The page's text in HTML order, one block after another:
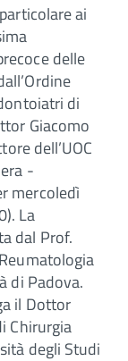
ai
delle
di
Giacomo
dell’UOC
-
mercoledì
La
dal Prof.
di Padova.
il Dottor
Chirurgia
degli Studi